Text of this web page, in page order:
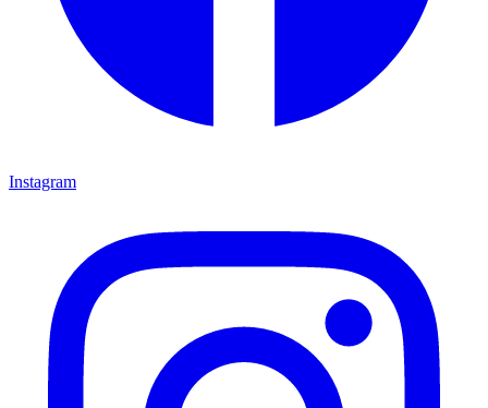
Instagram